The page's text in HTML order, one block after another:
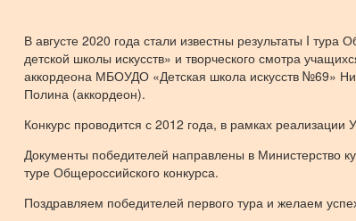
В августе 2020 года стали известны результаты I
детской школы искусств» и творческого смотра
аккордеона МБОУДО «Детская школа искусств №69»
Полина (аккордеон).
Конкурс проводится с 2012 года, в рамках
Документы победителей направлены в Министерство
туре Общероссийского конкурса.
Поздравляем победителей первого тура и желаем